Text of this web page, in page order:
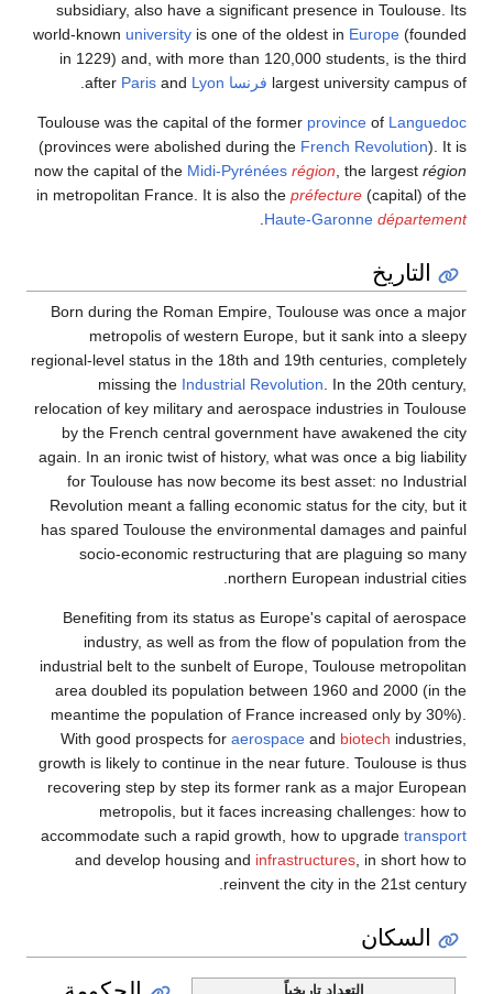
subsidiary, also have a significant presence in Toulouse. Its
world-known university is one of the oldest in Europe (founded
in 1229) and, with more than 120,000 students, is the third
largest university campus of فرنسا Paris and Lyon
Toulouse was the capital of the former province of Languedoc
(provinces were abolished during the French Revolution). It is
now the capital of the Midi-Pyrénées région , the largest région
in metropolitan France. It is also the préfecture (capital) of the
Haute-Garonne département
التاريخ
Born during the Roman Empire, Toulouse was once a major
metropolis of western Europe, but it sank into a sleepy
regional-level status in the 18th and 19th centuries, completely
missing the Industrial Revolution. In the 20th century,
relocation of key military and aerospace industries in Toulouse
by the French central government have awakened the city
again. In an ironic twist of history, what was once a big liability
for Toulouse has now become its best asset: no Industrial
Revolution meant a falling economic status for the city, but it
has spared Toulouse the environmental damages and painful
socio-economic restructuring that are plaguing so many
northern European industrial cities.
Benefiting from its status as Europe's capital of aerospace
industry, as well as from the flow of population from the
industrial belt to the sunbelt of Europe, Toulouse metropolitan
area doubled its population between 1960 and 2000 (in the
meantime the population of France increased only by 30%).
With good prospects for aerospace and biotech industries,
growth is likely to continue in the near future. Toulouse is thus
recovering step by step its former rank as a major European
metropolis, but it faces increasing challenges: how to
accommodate such a rapid growth, how to upgrade transport
and develop housing and infrastructures, in short how to
reinvent the city in the 21st century.
السكان
التعداد تاريخياً